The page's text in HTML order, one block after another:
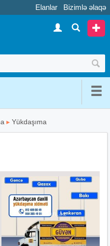
Elanlar Bizimlə əlaqə
▸ Yükdaşıma